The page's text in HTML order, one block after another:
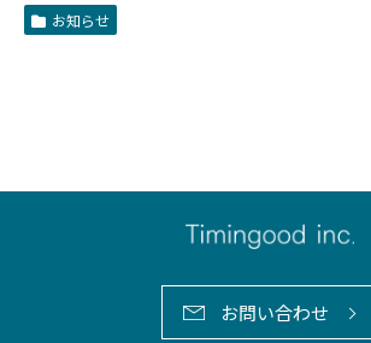
お知らせ
お問い合わせ